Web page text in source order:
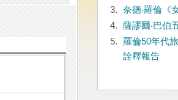
3.
奈德‧羅倫《
4.
薩謬爾‧巴伯
5.
羅倫50年代
詮釋報告